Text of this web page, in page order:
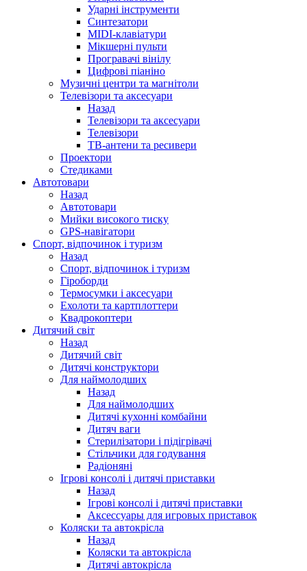
Ударні інструменти
Синтезатори
MIDI-клавіатури
Мікшерні пульти
Програвачі вінілу
Цифрові піаніно
Музичні центри та магнітоли
Телевізори та аксесуари
Назад
Телевізори та аксесуари
Телевізори
ТВ-антени та ресивери
Проектори
Стедиками
Автотовари
Назад
Автотовари
Мийки високого тиску
GPS-навігатори
Спорт, відпочинок і туризм
Назад
Спорт, відпочинок і туризм
Гіроборди
Термосумки і аксесуари
Ехолоти та картплоттери
Квадрокоптери
Дитячий світ
Назад
Дитячий світ
Дитячі конструктори
Для наймолодших
Назад
Для наймолодших
Дитячі кухонні комбайни
Дитяч ваги
Стерилізатори і підігрівачі
Стільчики для годування
Радіоняні
Ігрові консолі і дитячі приставки
Назад
Ігрові консолі і дитячі приставки
Аксессуары для игровых приставок
Коляски та автокрісла
Назад
Коляски та автокрісла
Дитячі автокрісла